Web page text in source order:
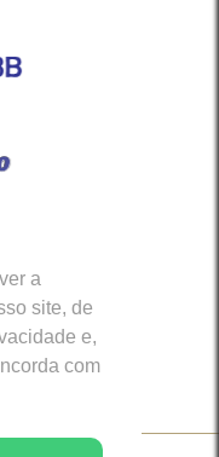
a
site, de
e,
com
Sociais